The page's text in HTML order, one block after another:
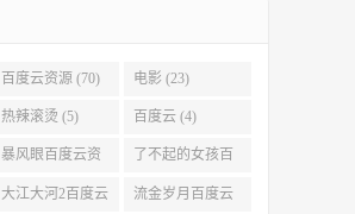
百度云资源 (70) 电影 (23)
热辣滚烫 (5) 百度云 (4)
暴风眼百度云资
源 (4)
了不起的女孩百
度云 (4)
大江大河2百度云 流金岁月百度云